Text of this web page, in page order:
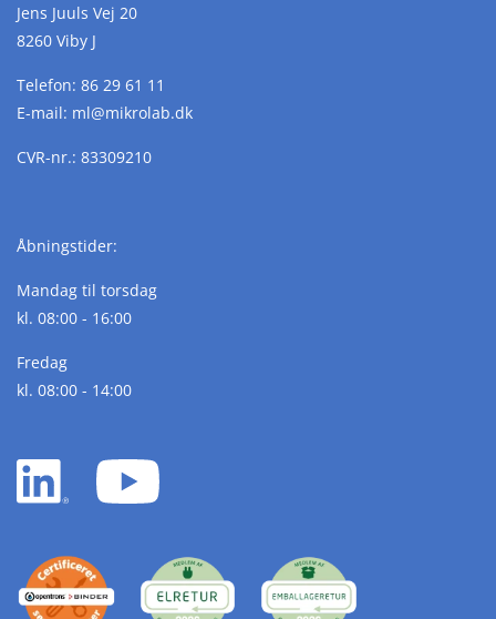
Jens Juuls Vej 20
8260 Viby J
Telefon: 86 29 61 11
E-mail: ml@mikrolab.dk
CVR-nr.: 83309210
Åbningstider:
Mandag til torsdag
kl. 08:00 - 16:00
Fredag
kl. 08:00 - 14:00
LinkedIn
white
YouTube
white